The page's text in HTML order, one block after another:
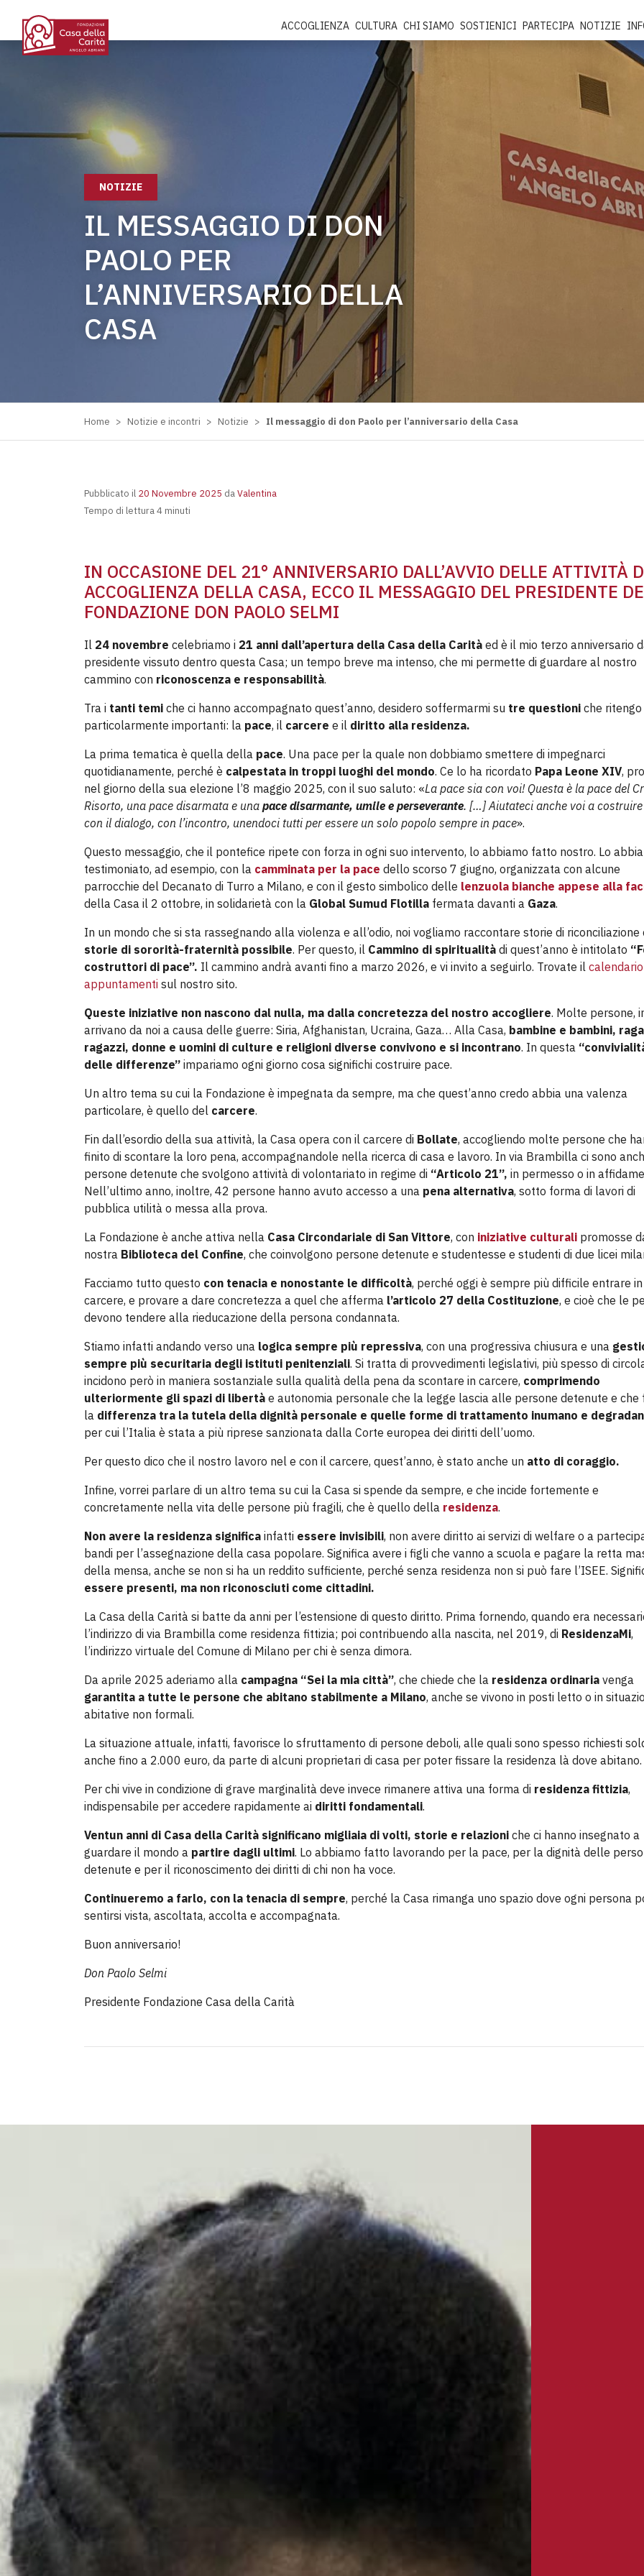
ACCOGLIENZA CULTURA CHI SIAMO SOSTIENICI PARTECIPA NOTIZIE
NOTIZIE
IL MESSAGGIO DI DON
PAOLO PER
L’ANNIVERSARIO DELLA
CASA
Home > Notizie e incontri > Notizie > Il messaggio di don Paolo per l’anniversario della Casa
Pubblicato il 20 Novembre 2025 daValentina
Tempo di lettura 4 minuti
IN OCCASIONE DEL 21° ANNIVERSARIO DALL’AVVIO DELLE ATTIVITÀ
ACCOGLIENZA DELLA CASA, ECCO IL MESSAGGIO DEL PRESIDENTE
FONDAZIONE DON PAOLO SELMI
Il 24 novembre celebriamo i 21 anni dall’apertura della Casa della Carità ed è il mio terzo anniversario
presidente vissuto dentro questa Casa; un tempo breve ma intenso, che mi permette di guardare al nostro
cammino con riconoscenza e responsabilità.
Tra i tanti temi che ci hanno accompagnato quest’anno, desidero soffermarmi su tre questioni che ritengo
particolarmente importanti: la pace, il carcere e il diritto alla residenza.
La prima tematica è quella della pace. Una pace per la quale non dobbiamo smettere di impegnarci
quotidianamente, perché è calpestata in troppi luoghi del mondo. Ce lo ha ricordato Papa Leone XIV,
nel giorno della sua elezione l’8 maggio 2025, con il suo saluto: «La pace sia con voi! Questa è la pace del
Risorto, una pace disarmata e una pace disarmante, umile e perseverante. […] Aiutateci anche voi a
con il dialogo, con l’incontro, unendoci tutti per essere un solo popolo sempre in pace».
Questo messaggio, che il pontefice ripete con forza in ogni suo intervento, lo abbiamo fatto nostro. Lo
testimoniato, ad esempio, con la camminata per la pace dello scorso 7 giugno, organizzata con alcune
parrocchie del Decanato di Turro a Milano, e con il gesto simbolico delle lenzuola bianche appese alla
della Casa il 2 ottobre, in solidarietà con la Global Sumud Flotilla fermata davanti a Gaza.
In un mondo che si sta rassegnando alla violenza e all’odio, noi vogliamo raccontare storie di riconciliazione
storie di sororità-fraternità possibile. Per questo, il Cammino di spiritualità di quest’anno è intitolato
costruttori di pace”. Il cammino andrà avanti fino a marzo 2026, e vi invito a seguirlo. Trovate il
appuntamenti sul nostro sito.
Queste iniziative non nascono dal nulla, ma dalla concretezza del nostro accogliere. Molte persone,
arrivano da noi a causa delle guerre: Siria, Afghanistan, Ucraina, Gaza… Alla Casa, bambine e bambini,
ragazzi, donne e uomini di culture e religioni diverse convivono e si incontrano. In questa
delle differenze” impariamo ogni giorno cosa significhi costruire pace.
Un altro tema su cui la Fondazione è impegnata da sempre, ma che quest’anno credo abbia una valenza
particolare, è quello del carcere.
Fin dall’esordio della sua attività, la Casa opera con il carcere di Bollate, accogliendo molte persone che
finito di scontare la loro pena, accompagnandole nella ricerca di casa e lavoro. In via Brambilla ci sono
persone detenute che svolgono attività di volontariato in regime di “Articolo 21”, in permesso o in
Nell’ultimo anno, inoltre, 42 persone hanno avuto accesso a una pena alternativa, sotto forma di lavori di
pubblica utilità o messa alla prova.
La Fondazione è anche attiva nella Casa Circondariale di San Vittore, con iniziative culturali promosse
nostra Biblioteca del Confine, che coinvolgono persone detenute e studentesse e studenti di due licei
Facciamo tutto questo con tenacia e nonostante le difficoltà, perché oggi è sempre più difficile entrare in
carcere, e provare a dare concretezza a quel che afferma l’articolo 27 della Costituzione, e cioè che le
devono tendere alla rieducazione della persona condannata.
Stiamo infatti andando verso una logica sempre più repressiva, con una progressiva chiusura e una
sempre più securitaria degli istituti penitenziali. Si tratta di provvedimenti legislativi, più spesso di
incidono però in maniera sostanziale sulla qualità della pena da scontare in carcere, comprimendo
ulteriormente gli spazi di libertà e autonomia personale che la legge lascia alle persone detenute e che
la differenza tra la tutela della dignità personale e quelle forme di trattamento inumano e
per cui l’Italia è stata a più riprese sanzionata dalla Corte europea dei diritti dell’uomo.
Per questo dico che il nostro lavoro nel e con il carcere, quest’anno, è stato anche un atto di coraggio.
Infine, vorrei parlare di un altro tema su cui la Casa si spende da sempre, e che incide fortemente e
concretamente nella vita delle persone più fragili, che è quello della residenza.
Non avere la residenza significa infatti essere invisibili, non avere diritto ai servizi di welfare o a
bandi per l’assegnazione della casa popolare. Significa avere i figli che vanno a scuola e pagare la retta
della mensa, anche se non si ha un reddito sufficiente, perché senza residenza non si può fare l’ISEE.
essere presenti, ma non riconosciuti come cittadini.
La Casa della Carità si batte da anni per l’estensione di questo diritto. Prima fornendo, quando era
l’indirizzo di via Brambilla come residenza fittizia; poi contribuendo alla nascita, nel 2019, di ResidenzaMi,
l’indirizzo virtuale del Comune di Milano per chi è senza dimora.
Da aprile 2025 aderiamo alla campagna “Sei la mia città”, che chiede che la residenza ordinaria venga
garantita a tutte le persone che abitano stabilmente a Milano, anche se vivono in posti letto o in
abitative non formali.
La situazione attuale, infatti, favorisce lo sfruttamento di persone deboli, alle quali sono spesso richiesti
anche fino a 2.000 euro, da parte di alcuni proprietari di casa per poter fissare la residenza là dove abitano.
Per chi vive in condizione di grave marginalità deve invece rimanere attiva una forma di residenza fittizia,
indispensabile per accedere rapidamente ai diritti fondamentali.
Ventun anni di Casa della Carità significano migliaia di volti, storie e relazioni che ci hanno insegnato a
guardare il mondo a partire dagli ultimi. Lo abbiamo fatto lavorando per la pace, per la dignità delle
detenute e per il riconoscimento dei diritti di chi non ha voce.
Continueremo a farlo, con la tenacia di sempre, perché la Casa rimanga uno spazio dove ogni persona
sentirsi vista, ascoltata, accolta e accompagnata.
Buon anniversario!
Don Paolo Selmi
Presidente Fondazione Casa della Carità